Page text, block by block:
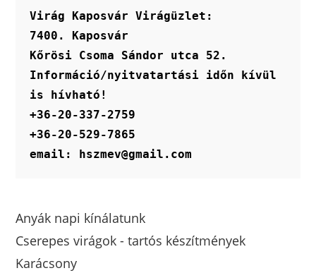
Virág Kaposvár Virágüzlet:
7400. Kaposvár
Kőrösi Csoma Sándor utca 52.
Információ/nyitvatartási időn kívül
is hívható!
+36-20-337-2759
+36-20-529-7865
email: hszmev@gmail.com
Anyák napi kínálatunk
Cserepes virágok - tartós készítmények
Karácsony